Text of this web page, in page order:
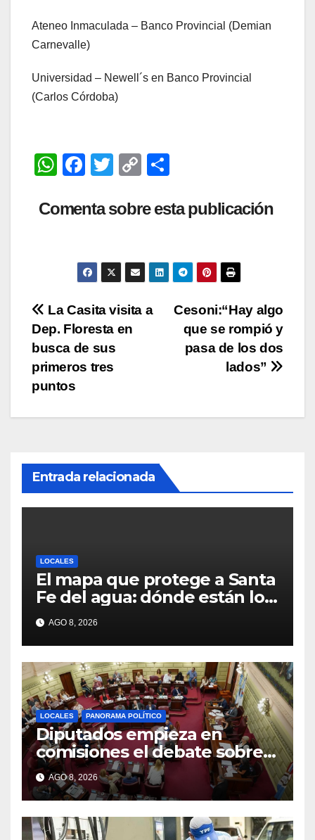
Ateneo Inmaculada – Banco Provincial (Demian
Carnevalle)
Universidad – Newell´s en Banco Provincial
(Carlos Córdoba)
W
at
p
F
c
b
o
o
k
T
tt
C
p
Li
n
m
ar
tir
Comenta sobre esta publicación
Navegación
de
entradas
Cesoni:“Hay algo
que se rompió y
pasa de los dos
lados”
La Casita visita a
Dep. Floresta en
busca de sus
primeros tres
puntos
Entrada relacionada
LOCALES
El mapa que protege a Santa
Fe del agua: dónde están los
54 puntos de bombeo
AGO 8, 2026
LOCALES PANORAMA POLÍTICO
Diputados empieza en
comisiones el debate sobre
el sistema electoral de Santa
FeAGO 8, 2026